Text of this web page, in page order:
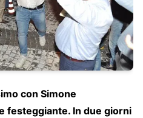
con Simone
festeggiante. In due giorni